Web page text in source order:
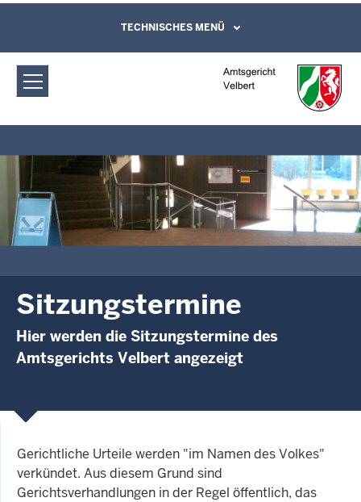
Amtsgericht Velbert: Sitzungstermine
Direkt zum Inhalt
Leichte Sprache, Gebärdensprachenvideo
und Kontaktformular
TECHNISCHES MENÜ
Sitzungstermine
Hier werden die Sitzungstermine des
Amtsgerichts Velbert angezeigt
Gerichtliche Urteile werden "im Namen des Volkes"
verkündet. Aus diesem Grund sind
Gerichtsverhandlungen in der Regel öffentlich, das